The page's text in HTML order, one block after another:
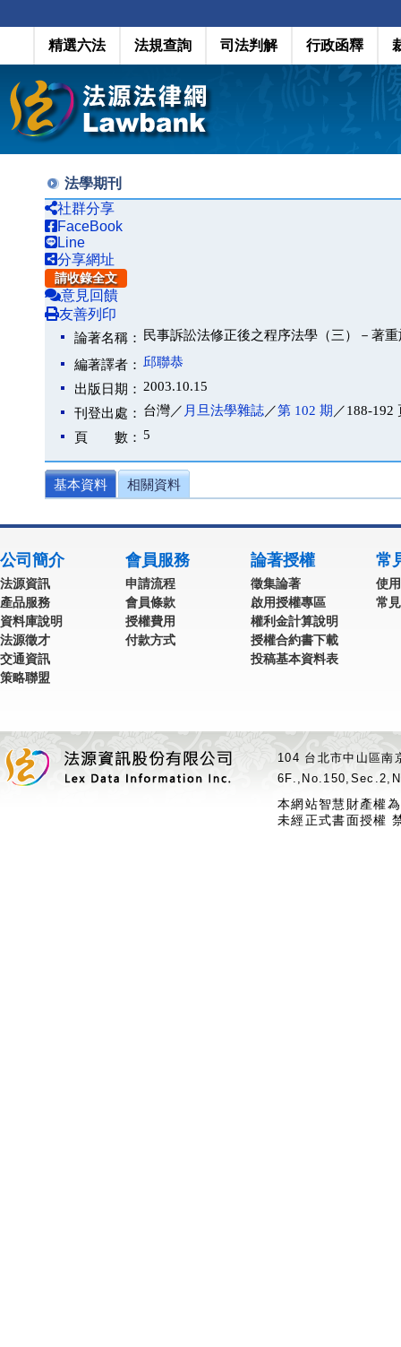
精選六法 法規查詢 司法判解 行政函釋
法學期刊
社群分享
FaceBook
Line
分享網址
請收錄全文
意見回饋
友善列印
論著名稱： 民事訴訟法修正後之程序法學（三）－著
編著譯者： 邱聯恭
出版日期： 2003.10.15
刊登出處： 台灣／ 月旦法學雜誌／第 102 期 ／188-192
頁 數： 5
基本資料 相關資料
公司簡介
法源資訊
產品服務
資料庫說明
法源徵才
交通資訊
策略聯盟
會員服務
申請流程
會員條款
授權費用
付款方式
論著授權
徵集論著
啟用授權專區
權利金計算說明
授權合約書下載
投稿基本資料表
常
使
常
104 台北市中山區
本網站智慧財產權
未經正式書面授權